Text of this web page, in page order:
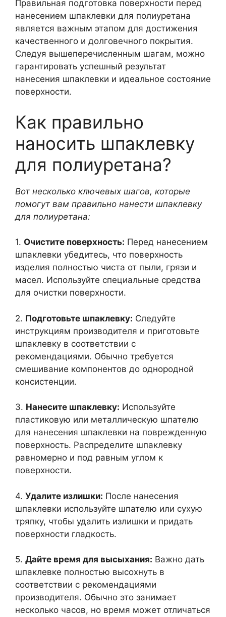
Правильная подготовка поверхности перед
нанесением шпаклевки для полиуретана
является важным этапом для достижения
качественного и долговечного покрытия.
Следуя вышеперечисленным шагам, можно
гарантировать успешный результат
нанесения шпаклевки и идеальное состояние
поверхности.
Как правильно
наносить шпаклевку
для полиуретана?
Вот несколько ключевых шагов, которые
помогут вам правильно нанести шпаклевку
для полиуретана:
1. Очистите поверхность: Перед нанесением
шпаклевки убедитесь, что поверхность
изделия полностью чиста от пыли, грязи и
масел. Используйте специальные средства
для очистки поверхности.
2. Подготовьте шпаклевку: Следуйте
инструкциям производителя и приготовьте
шпаклевку в соответствии с
рекомендациями. Обычно требуется
смешивание компонентов до однородной
консистенции.
3. Нанесите шпаклевку: Используйте
пластиковую или металлическую шпателю
для нанесения шпаклевки на поврежденную
поверхность. Распределите шпаклевку
равномерно и под равным углом к
поверхности.
4. Удалите излишки: После нанесения
шпаклевки используйте шпателю или сухую
тряпку, чтобы удалить излишки и придать
поверхности гладкость.
5. Дайте время для высыхания: Важно дать
шпаклевке полностью высохнуть в
соответствии с рекомендациями
производителя. Обычно это занимает
несколько часов, но время может отличаться